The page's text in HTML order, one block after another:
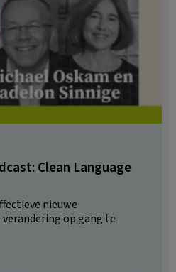
Clean Language
nieuwe
op gang te